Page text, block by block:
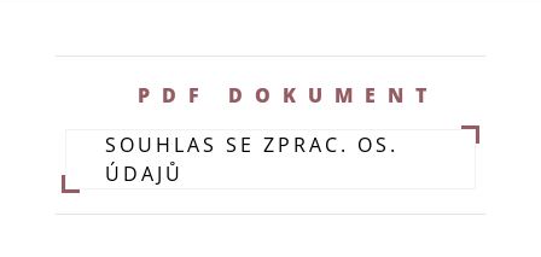
SOUHLAS SE ZPRAC. OS.
ÚDAJŮ
PDF DOKUMENT